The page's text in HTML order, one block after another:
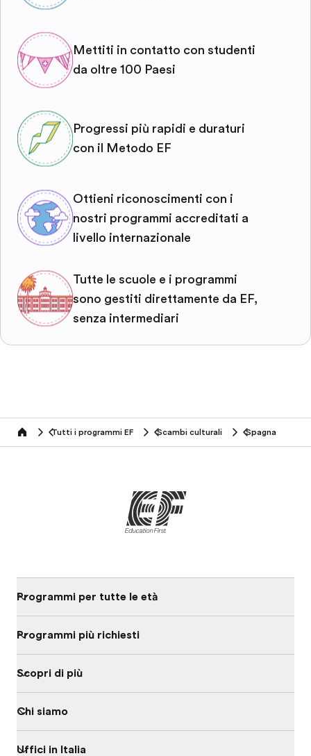
Mettiti in contatto con studenti
da oltre 100 Paesi
Progressi più rapidi e duraturi
con il Metodo EF
Ottieni riconoscimenti con i
nostri programmi accreditati a
livello internazionale
Tutte le scuole e i programmi
sono gestiti direttamente da EF,
senza intermediari
home Tutti i programmi EF Scambi culturali Spagna
Programmi per tutte le età
Programmi più richiesti
Scopri di più
Chi siamo
Uffici in Italia